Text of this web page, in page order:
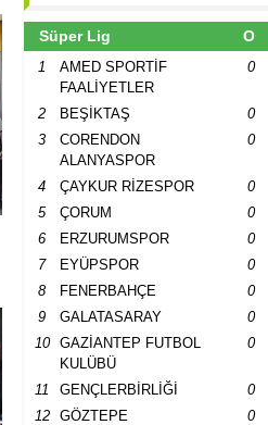
Süper Lig O
1
AMED SPORTİF
FAALİYETLER
0
2 BEŞİKTAŞ 0
3
CORENDON
ALANYASPOR
0
4 ÇAYKUR RİZESPOR 0
5
ÇORUM 0
6
ERZURUMSPOR 0
7
EYÜPSPOR 0
8
FENERBAHÇE 0
9
GALATASARAY 0
10
GAZİANTEP FUTBOL
KULÜBÜ
0
11 GENÇLERBİRLİĞİ 0
12
GÖZTEPE 0